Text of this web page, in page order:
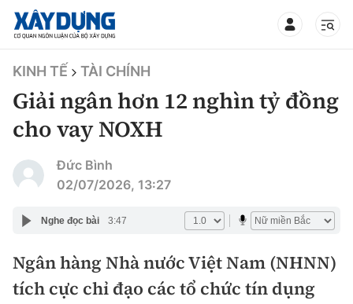
TIN BỘ XÂY DỰNG
CHUYÊN MỤC
Thời sự
Chính trị
Xây dựng
KINH TẾ TÀI CHÍNH
Giải ngân hơn 12 nghìn tỷ đồng
cho vay NOXH
Đức Bình
02/07/2026, 13:27
Nghe đọc bài 3:47
Ngân hàng Nhà nước Việt Nam (NHNN)
tích cực chỉ đạo các tổ chức tín dụng